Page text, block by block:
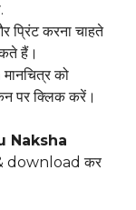
प्रिंट करना चाहते
हैं।
मानचित्र को
पर क्लिक करें।
Naksha
download कर